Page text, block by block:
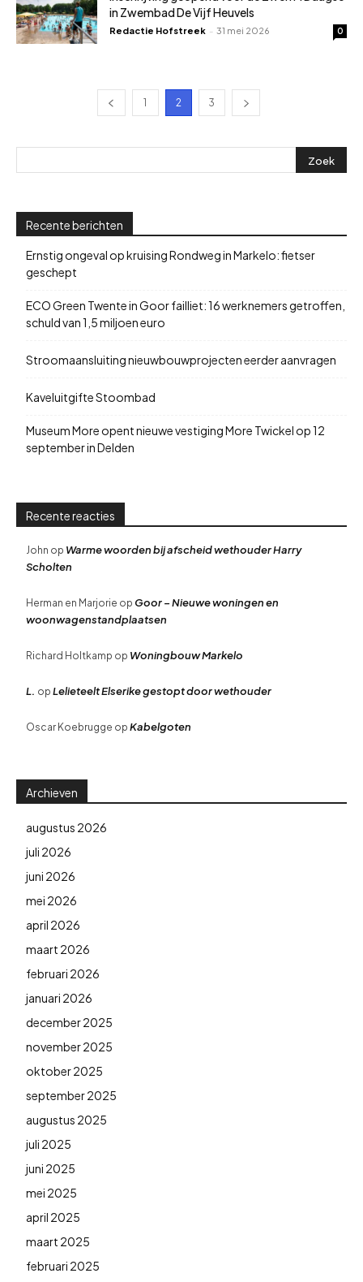
in Zwembad De Vijf Heuvels
Redactie Hofstreek - 31 mei 2026 0
1 2 3
Recente berichten
Ernstig ongeval op kruising Rondweg in Markelo: fietser
geschept
ECO Green Twente in Goor failliet: 16 werknemers getroffen,
schuld van 1,5 miljoen euro
Stroomaansluiting nieuwbouwprojecten eerder aanvragen
Kaveluitgifte Stoombad
Museum More opent nieuwe vestiging More Twickel op 12
september in Delden
Recente reacties
John op Warme woorden bij afscheid wethouder Harry
Scholten
Herman en Marjorie op Goor – Nieuwe woningen en
woonwagenstandplaatsen
Richard Holtkamp op Woningbouw Markelo
L. op Lelieteelt Elserike gestopt door wethouder
Oscar Koebrugge op Kabelgoten
Archieven
augustus 2026
juli 2026
juni 2026
mei 2026
april 2026
maart 2026
februari 2026
januari 2026
december 2025
november 2025
oktober 2025
september 2025
augustus 2025
juli 2025
juni 2025
mei 2025
april 2025
maart 2025
februari 2025